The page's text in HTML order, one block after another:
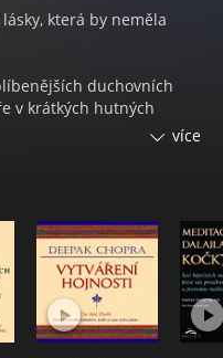
která by neměla
duchovních
v krátkých hutných
Ozařuje je jako
a naslouchání,
vánoční hvězda, sníh a
jesle a stáj, osel
na zemi, narození
vnitřní dítě, Bůh se
více